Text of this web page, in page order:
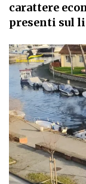
carattere
presenti sul